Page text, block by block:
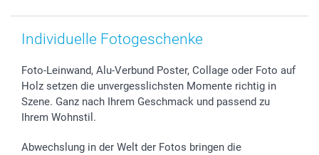
Individuelle Fotogeschenke
Foto-Leinwand, Alu-Verbund Poster, Collage oder Foto auf
Holz setzen die unvergesslichsten Momente richtig in
Szene. Ganz nach Ihrem Geschmack und passend zu
Ihrem Wohnstil.
Abwechslung in der Welt der Fotos bringen die